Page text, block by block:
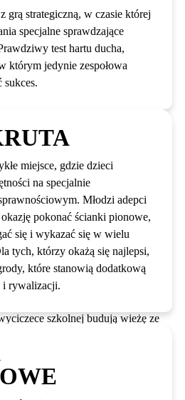
grą strategiczną, w czasie której
specjalne sprawdzające
test hartu ducha,
którym jedynie zespołowa
sukces.
miejsce, gdzie dzieci
na specjalnie
Młodzi adepci
pokonać ścianki pionowe,
się i wykazać się w wielu
tych, którzy okażą się najlepsi,
które stanowią dodatkową
i rywalizacji.